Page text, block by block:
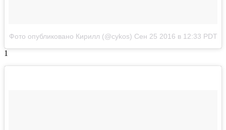
Фото опубликовано Кирилл (@cykos) Сен 25 2016 в 12:33 PDT
1